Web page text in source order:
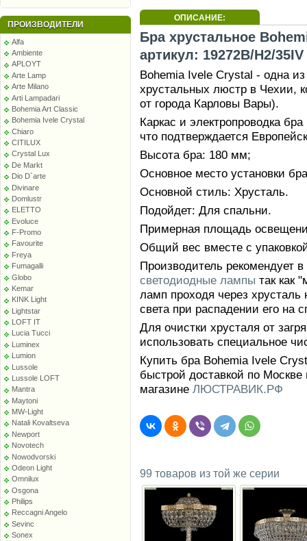
ПРОИЗВОДИТЕЛИ
Alfa
Ambiente
APLOYT
Arte Lamp
Arte Milano
Arti Lampadari
Bohemia Art Classic
Bohemia Ivele Crystal
Chiaro
CITILUX
Crystal Lux
De Markt
Dio D`arte
Divinare
Domlustr
ELETTO
Evoluce
F-Promo
Favourite
Freya
Fumagalli
Globo
Kemar
KINK Light
Lightstar
LOFT IT
Lucia Tucci
Luminex
Lumion
Lussole
Lussole LOFT
Mantra
Maytoni
MW-Light
Natali Kovaltseva
Newport
Novotech
Nowodvorski
Odeon Light
Omnilux
Osgona
Philips
Reccagni Angelo
Sevinc
Sonex
ОПИСАНИЕ:
Бра хрустальное
артикул: 19272B/H2/
Bohemia Ivele Crystal - одна
хрустальных люстр в Чехии,
от города Карловы Вары).
Каркас и электропроводка
что подтверждается
Высота бра: 180 мм;
Основное место установки
Основной стиль: Хрусталь.
Подойдет: Для спальни.
Примерная площадь
Общий вес вместе с
Производитель рекомендует
светодиодные лампы так как
ламп проходя через хрусталь
света при распадении его на
Для очистки хрусталя от
использовать специальное
Купить бра Bohemia Ivele
быстрой доставкой по
магазине ЛЮСТРАВИК.РФ
99 товаров из той же серии